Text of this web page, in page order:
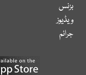
بزنس
ویڈیوز
جرائم